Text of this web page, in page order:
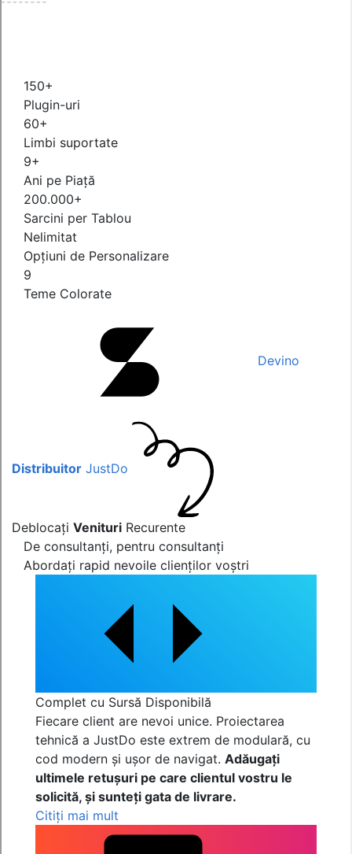
150+
Plugin-uri
60+
Limbi suportate
9+
Ani pe Piață
200.000+
Sarcini per Tablou
Nelimitat
Opțiuni de Personalizare
9
Teme Colorate
Devino
Distribuitor JustDo
Deblocați Venituri Recurente
De consultanți, pentru consultanți
Abordați rapid nevoile clienților voștri
Complet cu Sursă Disponibilă
Fiecare client are nevoi unice. Proiectarea
tehnică a JustDo este extrem de modulară, cu
cod modern și ușor de navigat. Adăugați
ultimele retușuri pe care clientul vostru le
solicită, și sunteți gata de livrare.
Citiți mai mult